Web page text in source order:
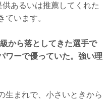
あるいは推薦してくれた
ています。
から落としてきた選手で
ワーで優っていた。強い理
生まれで、小さいときから